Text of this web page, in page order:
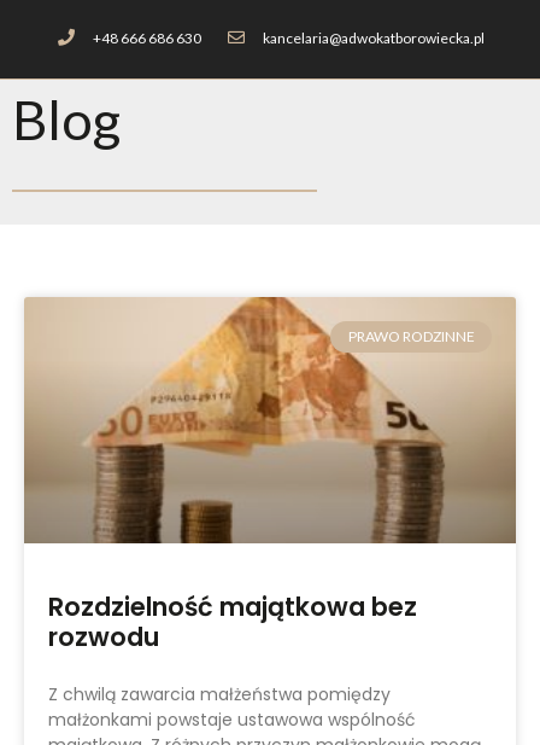
+48 666 686 630 kancelaria@adwokatborowiecka.pl
Blog
PRAWO RODZINNE
Rozdzielność majątkowa bez
rozwodu
Z chwilą zawarcia małżeństwa pomiędzy
małżonkami powstaje ustawowa wspólność